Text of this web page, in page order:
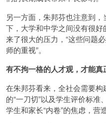
另一方面，朱邦芬也注意到，
下，大学和中学之间没有很
来了很大的压力，“这些问题
师的重视”。
有不拘一格的人才观，才能真
在朱邦芬看来，全社会需要
的“一刀切”以及学生评价标准
学生和家长“内卷”的焦虑，营